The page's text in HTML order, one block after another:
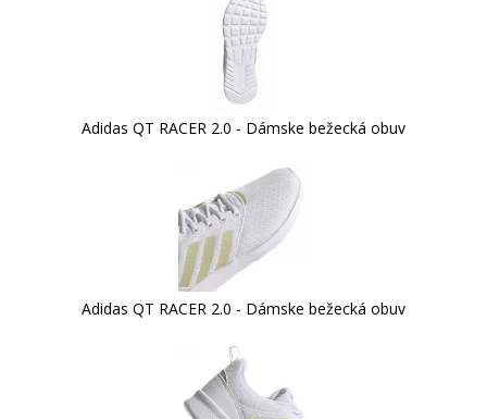
Adidas QT RACER 2.0 - Dámske bežecká obuv
Adidas QT RACER 2.0 - Dámske bežecká obuv